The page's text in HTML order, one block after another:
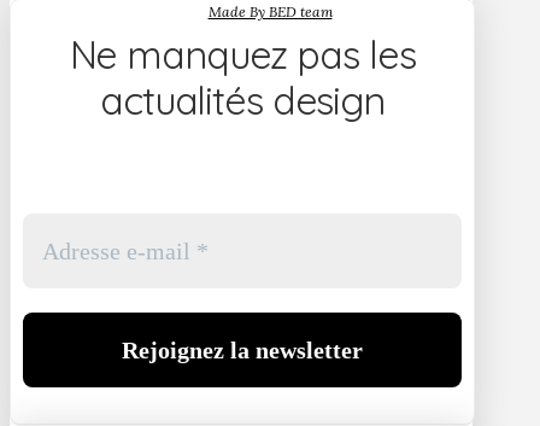
Made By BED team
Ne manquez pas les
actualités design